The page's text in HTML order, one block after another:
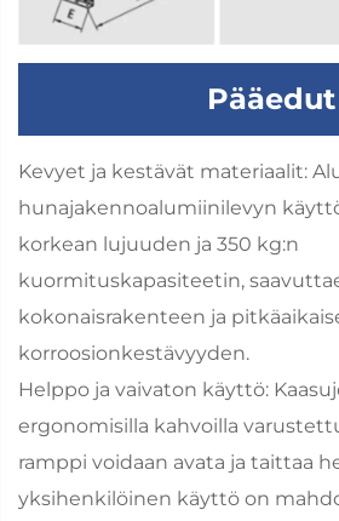
Pääedut
Kevyet ja kestävät materiaalit:
hunajakennoalumiinilevyn
korkean lujuuden ja 350 kg:n
kuormituskapasiteetin,
kokonaisrakenteen ja
korroosionkestävyyden.
Helppo ja vaivaton käyttö:
ergonomisilla kahvoilla
ramppi voidaan avata ja taittaa
yksihenkilöinen käyttö on